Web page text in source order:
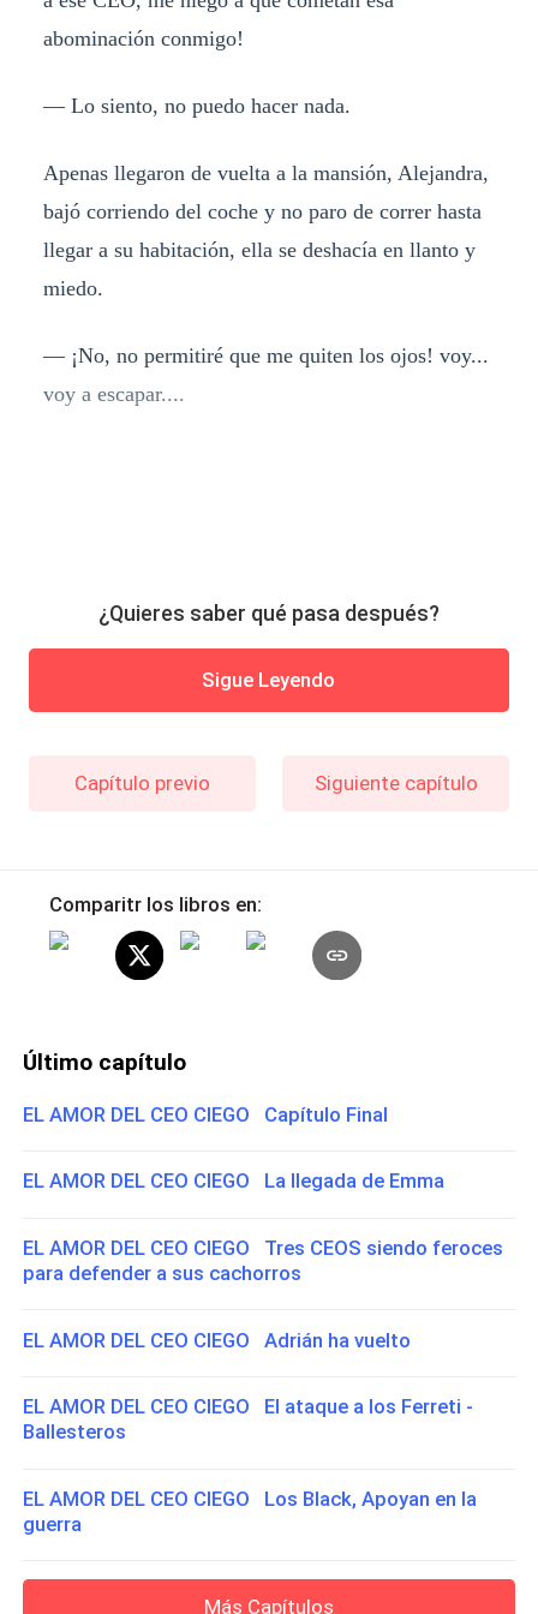
abominación conmigo!
— Lo siento, no puedo hacer nada.
Apenas llegaron de vuelta a la mansión, Alejandra,
bajó corriendo del coche y no paro de correr hasta
llegar a su habitación, ella se deshacía en llanto y
miedo.
— ¡No, no permitiré que me quiten los ojos! voy...
voy a escapar....
¿Quieres saber qué pasa después?
Sigue Leyendo
Capítulo previo Siguiente capítulo
Comparitr los libros en:
Último capítulo
EL AMOR DEL CEO CIEGO Capítulo Final
EL AMOR DEL CEO CIEGO La llegada de Emma
EL AMOR DEL CEO CIEGO Tres CEOS siendo feroces
para defender a sus cachorros
EL AMOR DEL CEO CIEGO Adrián ha vuelto
EL AMOR DEL CEO CIEGO El ataque a los Ferreti -
Ballesteros
EL AMOR DEL CEO CIEGO Los Black, Apoyan en la
guerra
Más Capítulos